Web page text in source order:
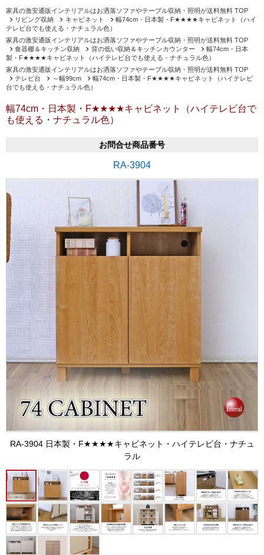
家具の激安通販インテリアルはお洒落ソファやテーブル収納・照明が送料無料 TOP
リビング収納
キャビネット
幅74cm・日本製・F★★★★キャビネット（ハイ
テレビ台でも使える・ナチュラル色）
家具の激安通販インテリアルはお洒落ソファやテーブル収納・照明が送料無料 TOP
食器棚＆キッチン収納
背の低い収納＆キッチンカウンター
幅74cm・日本
製・F★★★★キャビネット（ハイテレビ台でも使える・ナチュラル色）
家具の激安通販インテリアルはお洒落ソファやテーブル収納・照明が送料無料 TOP
テレビ台
～幅99cm
幅74cm・日本製・F★★★★キャビネット（ハイテレビ
台でも使える・ナチュラル色）
幅74cm・日本製・F★★★★キャビネット（ハイテレビ台で
も使える・ナチュラル色）
お問合せ商品番号
RA-3904
RA-3904 日本製・F★★★★キャビネット・ハイテレビ台・ナチュ
ラル